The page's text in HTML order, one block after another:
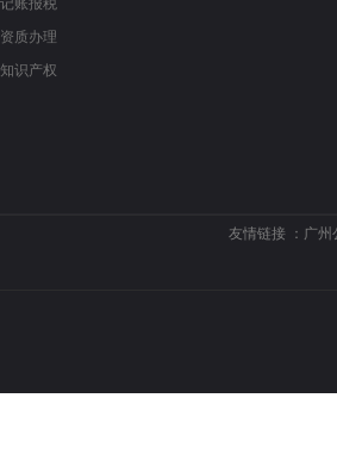
记账报税
资质办理
知识产权
友情链接 ： 广州